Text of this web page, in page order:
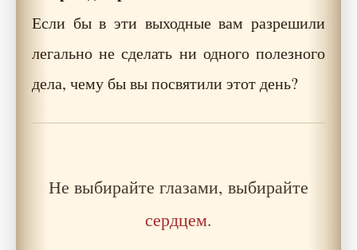
Если бы в эти выходные вам разрешили
легально не сделать ни одного полезного
дела, чему бы вы посвятили этот день?
Не выбирайте глазами, выбирайте
сердцем.